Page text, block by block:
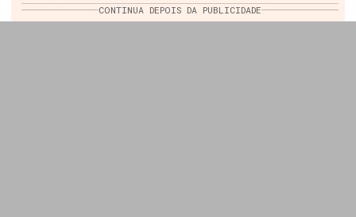
CONTINUA DEPOIS DA PUBLICIDADE